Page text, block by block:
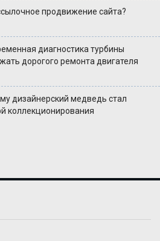
продвижение сайта?
диагностика турбины
дорогого ремонта двигателя
дизайнерский медведь стал
коллекционирования